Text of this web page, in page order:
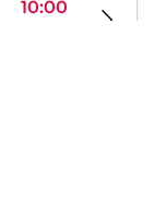
10:00